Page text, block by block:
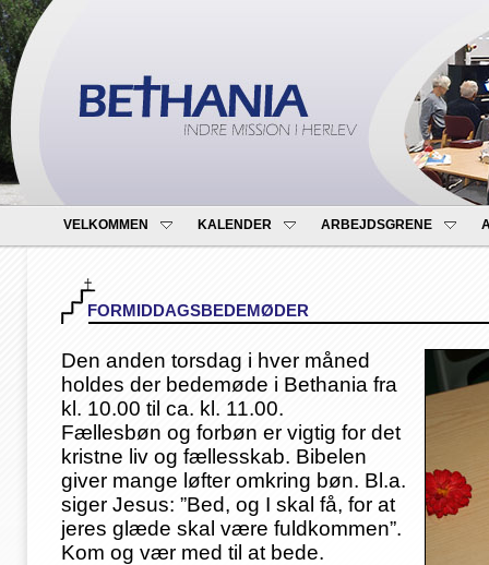
VELKOMMEN KALENDER ARBEJDSGRENE
FORMIDDAGSBEDEMØDER
Den anden torsdag i hver måned
holdes der bedemøde i Bethania fra
kl. 10.00 til ca. kl. 11.00.
Fællesbøn og forbøn er vigtig for det
kristne liv og fællesskab. Bibelen
giver mange løfter omkring bøn. Bl.a.
siger Jesus: ”Bed, og I skal få, for at
jeres glæde skal være fuldkommen”.
Kom og vær med til at bede.